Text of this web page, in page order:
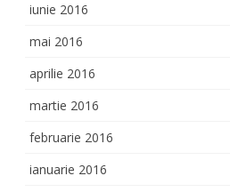
iunie 2016
mai 2016
aprilie 2016
martie 2016
februarie 2016
ianuarie 2016